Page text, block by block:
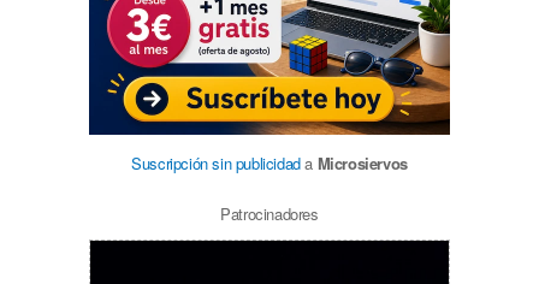
Suscripción sin publicidada Microsiervos
Patrocinadores